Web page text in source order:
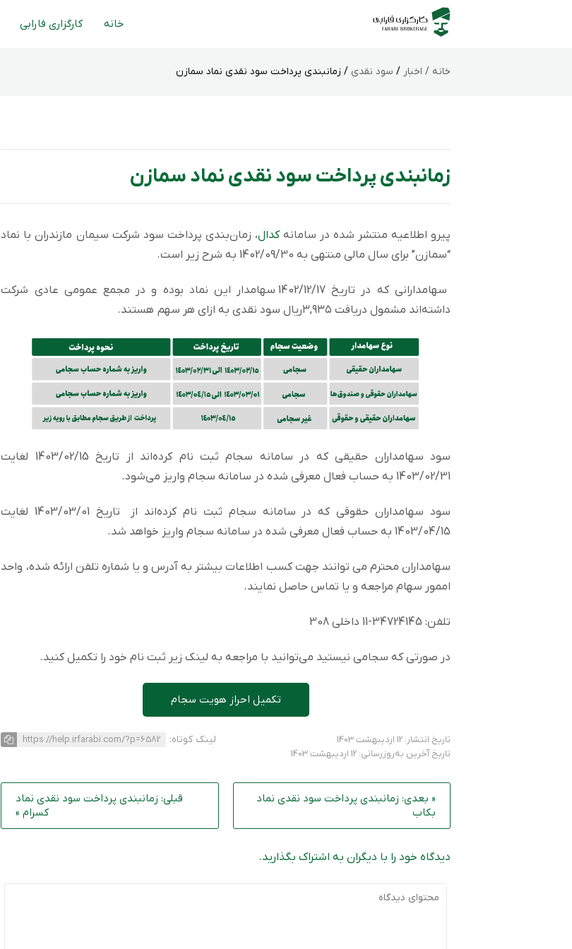
خانه کارگزاری فارابی
خانه / اخبار / سود نقدی / زمانبندی پرداخت سود نقدی نماد سمازن
زمانبندی پرداخت سود نقدی نماد سمازن
پیرو اطلاعیه منتشر شده در سامانه کدال، زمان‌بندی پرداخت سود شركت سیمان مازندران با نماد
“سمازن” برای سال مالی منتهی به 1402/09/30 به شرح زیر است.
سهامدارانی که در تاریخ 1402/12/17 سهامدار این نماد بوده و در مجمع عمومی عادی شرکت
داشته‌اند مشمول دریافت ۳,۹۳۵ریال سود نقدی به ازای هر سهم هستند.
سود سهامداران حقیقی که در سامانه سجام ثبت نام کرده‌اند از تاریخ 1403/02/15 لغایت
1403/02/31 به حساب فعال معرفی شده در سامانه سجام واریز می‌شود.
سود سهامداران حقوقی که در سامانه سجام ثبت نام کرده‌اند از تاریخ 1403/03/01 لغایت
1403/04/15 به حساب فعال معرفی شده در سامانه سجام واریز خواهد شد.
سهامداران محترم می توانند جهت کسب اطلاعات بیشتر به آدرس و یا شماره تلفن ارائه شده، واحد
اممور سهام مراجعه و یا تماس حاصل نمایند.
تلفن: 34724145-11 داخلی 308
در صورتی که سجامی نیستید می‌توانید با مراجعه به لینک زیر ثبت نام خود را تکمیل کنید.
تکمیل احراز هویت سجام
تاریخ انتشار: 12 اردیبهشت 1403
تاریخ آخرین به‌روزرسانی: 12 اردیبهشت 1403
لینک کوتاه: https://help.irfarabi.com/?p=6582
« بعدی: زمانبندی پرداخت سود نقدی نماد
بکاب
قبلی: زمانبندی پرداخت سود نقدی نماد
کسرام »
دیدگاه خود را با دیگران به اشتراک بگذارید.